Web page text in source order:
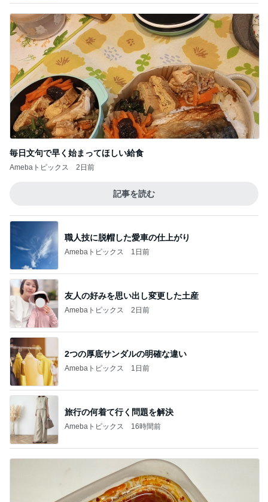
毎日文句で早く始まってほしい給食
Amebaトピックス 2日前
記事を読む
職人技に脱帽した愛車の仕上がり
Amebaトピックス 1日前
友人の好みを思い出し変更した土産
Amebaトピックス 2日前
2つの厚底サンダルの明確な違い
Amebaトピックス 1日前
旅行の何着て行く問題を解決
Amebaトピックス 16時間前